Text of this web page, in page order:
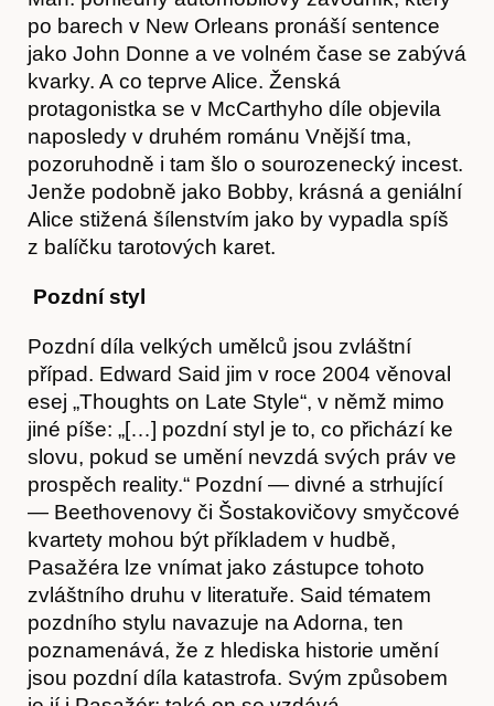
Kontakt
Předplatné
po barech v New Orleans pronáší sentence
jako John Donne a ve volném čase se zabývá
kvarky. A co teprve Alice. Ženská
protagonistka se v McCarthyho díle objevila
naposledy v druhém románu Vnější tma,
pozoruhodně i tam šlo o sourozenecký incest.
Jenže podobně jako Bobby, krásná a geniální
Alice stižená šílenstvím jako by vypadla spíš
z balíčku tarotových karet.
Pozdní styl
Pozdní díla velkých umělců jsou zvláštní
případ. Edward Said jim v roce 2004 věnoval
esej „Thoughts on Late Style“, v němž mimo
jiné píše: „[…] pozdní styl je to, co přichází ke
slovu, pokud se umění nevzdá svých práv ve
prospěch reality.“ Pozdní — divné a strhující
— Beethovenovy či Šostakovičovy smyčcové
kvartety mohou být příkladem v hudbě,
Pasažéra lze vnímat jako zástupce tohoto
zvláštního druhu v literatuře. Said tématem
pozdního stylu navazuje na Adorna, ten
poznamenává, že z hlediska historie umění
jsou pozdní díla katastrofa. Svým způsobem